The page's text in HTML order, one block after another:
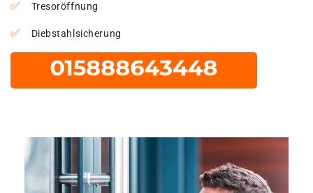
Tresoröffnung
Diebstahlsicherung